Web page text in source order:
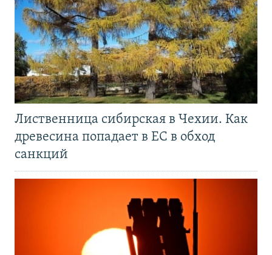
Лиственница сибирская в Чехии. Как
древесина попадает в ЕС в обход
санкций